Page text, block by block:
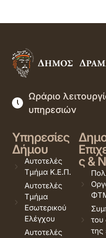
Ωράριο
υπηρεσιών
Υπηρεσίες
Δήμου
Αυτοτελές
Τμήμα Κ.Ε.Π.
Αυτοτελές
Τμήμα
Εσωτερικού
Ελέγχου
Αυτοτελές
ς &
του
της